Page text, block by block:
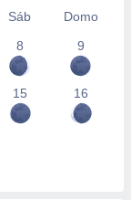
Sáb
Domo
8 9
15 16